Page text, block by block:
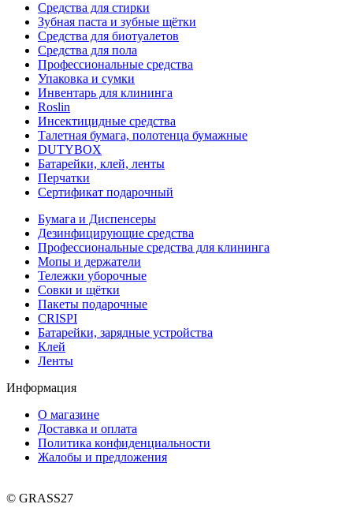
Средства для стирки
Зубная паста и зубные щётки
Средства для биотуалетов
Средства для пола
Профессиональные средства
Упаковка и сумки
Инвентарь для клининга
Roslin
Инсектицидные средства
Талетная бумага, полотенца бумажные
DUTYBOX
Батарейки, клей, ленты
Перчатки
Сертификат подарочный
Бумага и Диспенсеры
Дезинфицирующие средства
Профессиональные средства для клининга
Мопы и держатели
Тележки уборочные
Совки и щётки
Пакеты подарочные
CRISPI
Батарейки, зарядные устройства
Клей
Ленты
Информация
О магазине
Доставка и оплата
Политика конфиденциальности
Жалобы и предложения
© GRASS27